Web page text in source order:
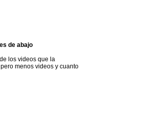
de abajo
los videos que la
menos videos y cuanto